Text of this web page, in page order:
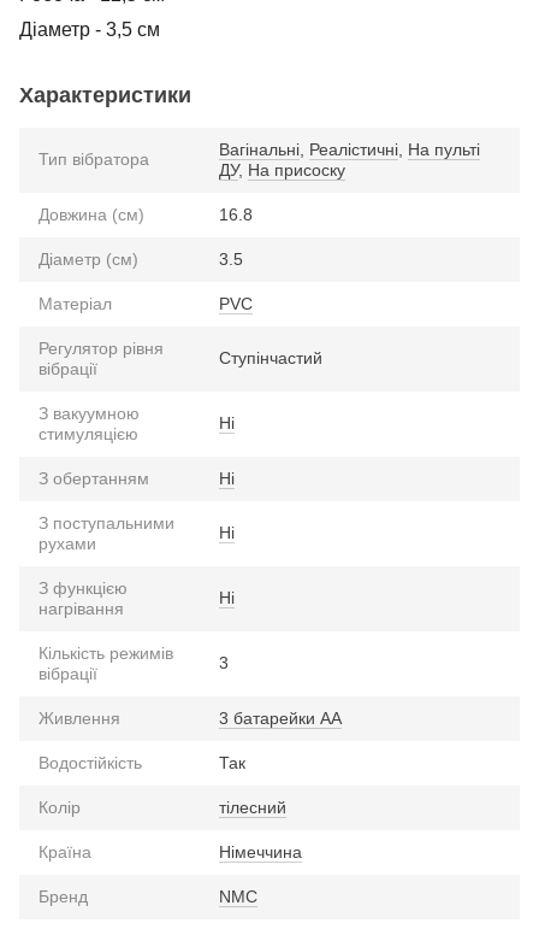
Діаметр - 3,5 см
Характеристики
Тип вібратора Вагінальні Реалістичні На пульті
ДУ, На присоску
Довжина (см) 16.8
Діаметр (см) 3.5
Матеріал PVC
Регулятор рівня
вібрації
Ступінчастий
З вакуумною
стимуляцією
Ні
З обертанням Ні
З поступальними
рухами
Ні
З функцією
нагрівання
Ні
Кількість режимів
вібрації
3
Живлення 3 батарейки АА
Водостійкість Так
Колір тілесний
Країна Німеччина
Бренд NMC